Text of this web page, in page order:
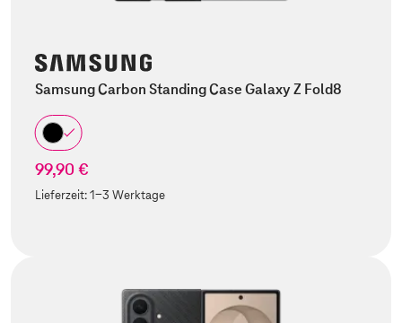
Samsung Carbon Standing Case Galaxy Z Fold8
99,90 €
Lieferzeit:1-3 Werktage